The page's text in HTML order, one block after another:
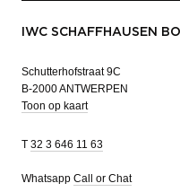
IWC SCHAFFHAUSEN
Schutterhofstraat 9C
B-2000 ANTWERPEN
Toon op kaart
T 32 3 646 11 63
Whatsapp Call or Chat